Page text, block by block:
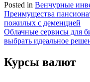
Posted in Венчурные
Навигация
по
записям
Преимущества
пожилых с деменцией
Облачные сервисы для
выбрать идеальное
Курсы валют